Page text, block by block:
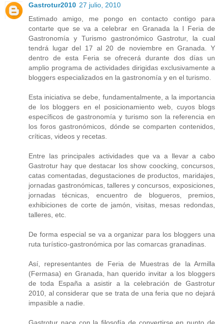
Gastrotur2010 27 julio, 2010
Estimado amigo, me pongo en contacto contigo para
contarte que se va a celebrar en Granada la I Feria de
Gastronomía y Turismo gastronómico Gastrotur, la cual
tendrá lugar del 17 al 20 de noviembre en Granada. Y
dentro de esta Feria se ofrecerá durante dos días un
amplio programa de actividades dirigidas exclusivamente a
bloggers especializados en la gastronomía y en el turismo.
Esta iniciativa se debe, fundamentalmente, a la importancia
de los bloggers en el posicionamiento web, cuyos blogs
específicos de gastronomía y turismo son la referencia en
los foros gastronómicos, dónde se comparten contenidos,
críticas, videos y recetas.
Entre las principales actividades que va a llevar a cabo
Gastrotur hay que destacar los show coocking, concursos,
catas comentadas, degustaciones de productos, maridajes,
jornadas gastronómicas, talleres y concursos, exposiciones,
jornadas técnicas, encuentro de blogueros, premios,
exhibiciones de corte de jamón, visitas, mesas redondas,
talleres, etc.
De forma especial se va a organizar para los bloggers una
ruta turístico-gastronómica por las comarcas granadinas.
Así, representantes de Feria de Muestras de la Armilla
(Fermasa) en Granada, han querido invitar a los bloggers
de toda España a asistir a la celebración de Gastrotur
2010, al considerar que se trata de una feria que no dejará
impasible a nadie.
Gastrotur nace con la filosofía de convertirse en punto de